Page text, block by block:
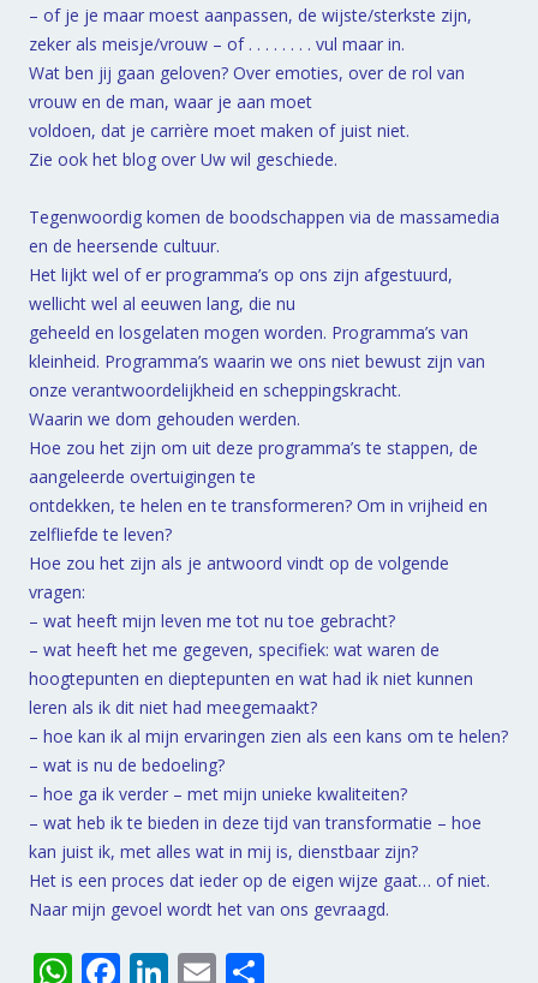
– of je je maar moest aanpassen, de wijste/sterkste zijn,
zeker als meisje/vrouw – of . . . . . . . . vul maar in.
Wat ben jij gaan geloven? Over emoties, over de rol van
vrouw en de man, waar je aan moet
voldoen, dat je carrière moet maken of juist niet.
Zie ook het blog over Uw wil geschiede.
Tegenwoordig komen de boodschappen via de massamedia
en de heersende cultuur.
Het lijkt wel of er programma’s op ons zijn afgestuurd,
wellicht wel al eeuwen lang, die nu
geheeld en losgelaten mogen worden. Programma’s van
kleinheid. Programma’s waarin we ons niet bewust zijn van
onze verantwoordelijkheid en scheppingskracht.
Waarin we dom gehouden werden.
Hoe zou het zijn om uit deze programma’s te stappen, de
aangeleerde overtuigingen te
ontdekken, te helen en te transformeren? Om in vrijheid en
zelfliefde te leven?
Hoe zou het zijn als je antwoord vindt op de volgende
vragen:
– wat heeft mijn leven me tot nu toe gebracht?
– wat heeft het me gegeven, specifiek: wat waren de
hoogtepunten en dieptepunten en wat had ik niet kunnen
leren als ik dit niet had meegemaakt?
– hoe kan ik al mijn ervaringen zien als een kans om te helen?
– wat is nu de bedoeling?
– hoe ga ik verder – met mijn unieke kwaliteiten?
– wat heb ik te bieden in deze tijd van transformatie – hoe
kan juist ik, met alles wat in mij is, dienstbaar zijn?
Het is een proces dat ieder op de eigen wijze gaat… of niet.
Naar mijn gevoel wordt het van ons gevraagd.
W F Li E